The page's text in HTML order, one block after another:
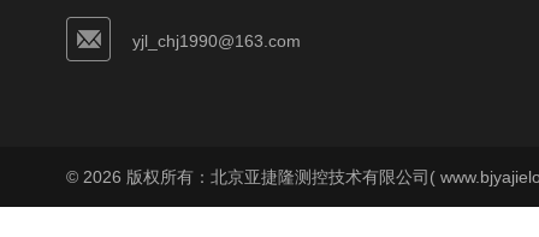
yjl_chj1990@163.com
© 2026 版权所有：北京亚捷隆测控技术有限公司(